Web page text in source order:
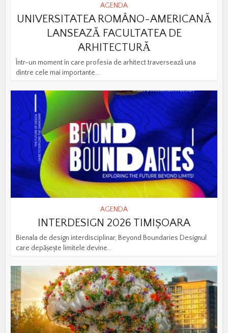
AGENDA
UNIVERSITATEA ROMÂNO-AMERICANĂ
LANSEAZĂ FACULTATEA DE
ARHITECTURĂ
Într-un moment în care profesia de arhitect traversează una
dintre cele mai importante...
AGENDA
INTERDESIGN 2026 TIMIȘOARA
Bienala de design interdisciplinar, Beyond Boundaries Designul
care depășește limitele devine...